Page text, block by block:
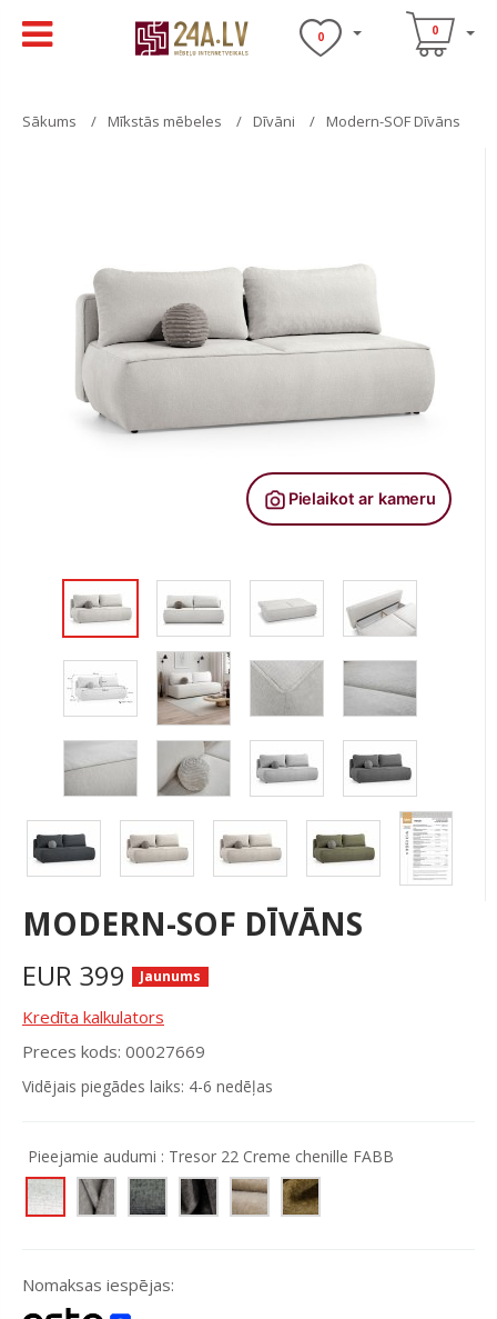
0 0
Sākums Mīkstās mēbeles Dīvāni Modern-SOF Dīvāns
MODERN-SOF DĪVĀNS
EUR 399 Jaunums
Kredīta kalkulators
Preces kods: 00027669
Vidējais piegādes laiks: 4-6 nedēļas
Pieejamie audumi : Tresor 22 Creme chenille FABB
Nomaksas iespējas: